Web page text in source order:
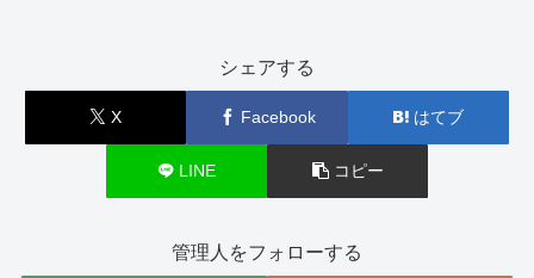
シェアする
X Facebook はてブ
LINE コピー
管理人をフォローする